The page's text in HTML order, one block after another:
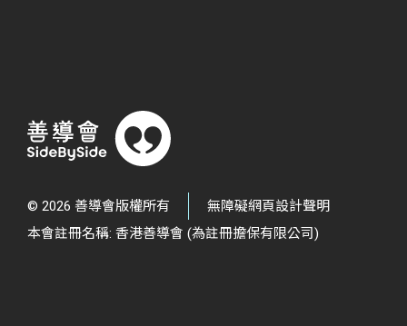
© 2026 善導會版權所有
無障礙網頁設計聲明
本會註冊名稱: 香港善導會 (為註冊擔保有限公司)